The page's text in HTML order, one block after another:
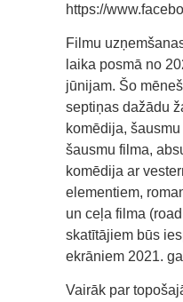
https://
Filmu
laika posmā no
jūnijam. Šo
septiņas dažādu
komēdija,
šausmu filma,
komēdija ar
elementiem,
un ceļa filma
skatītājiem būs
ekrāniem 2021.
Vairāk par